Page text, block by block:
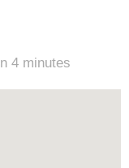
4 minutes